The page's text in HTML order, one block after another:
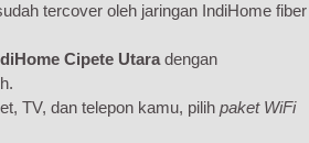
tercover oleh jaringan IndiHome fiber
Cipete Utara dengan
TV, dan telepon kamu, pilih paket WiFi